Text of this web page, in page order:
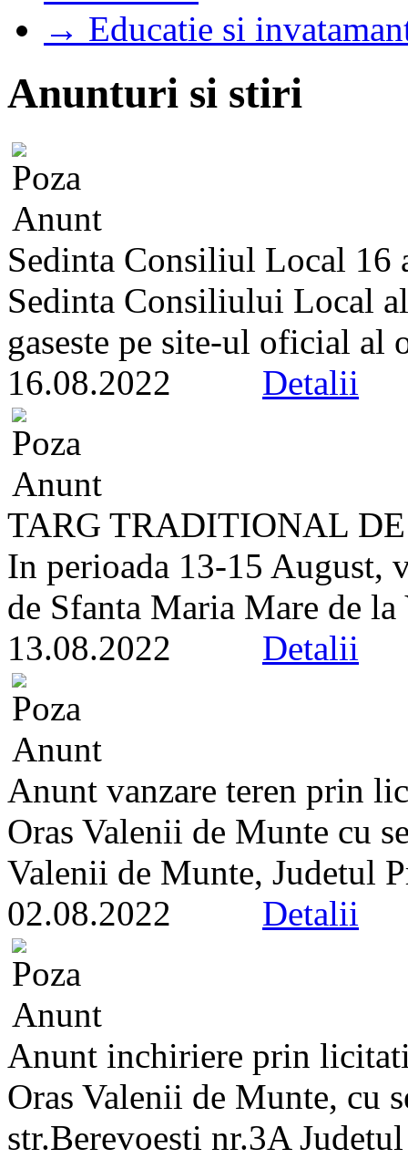
→ Educatie si
Anunturi si stiri
Sedinta Consiliul Local 16
Sedinta Consiliului Local
gaseste pe site-ul oficial al
16.08.2022 Detalii
TARG TRADITIONAL
In perioada 13-15 August,
de Sfanta Maria Mare de
13.08.2022 Detalii
Anunt vanzare teren prin
Oras Valenii de Munte cu
Valenii de Munte, Judetul
02.08.2022 Detalii
Anunt inchiriere prin
Oras Valenii de Munte, cu
str.Berevoesti nr.3A